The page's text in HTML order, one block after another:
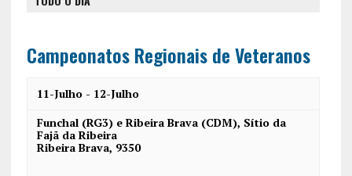
s
P
i
s
Campeonatos Regionais de Veteranos
11-Julho- 12-Julho
Funchal (RG3) e Ribeira Brava (CDM), Sítio da
Fajã da Ribeira
Ribeira Brava, 9350